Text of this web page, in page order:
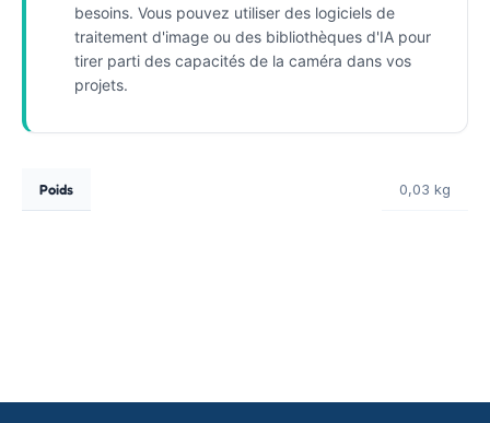
besoins. Vous pouvez utiliser des logiciels de
traitement d'image ou des bibliothèques d'IA pour
tirer parti des capacités de la caméra dans vos
projets.
Poids 0,03 kg